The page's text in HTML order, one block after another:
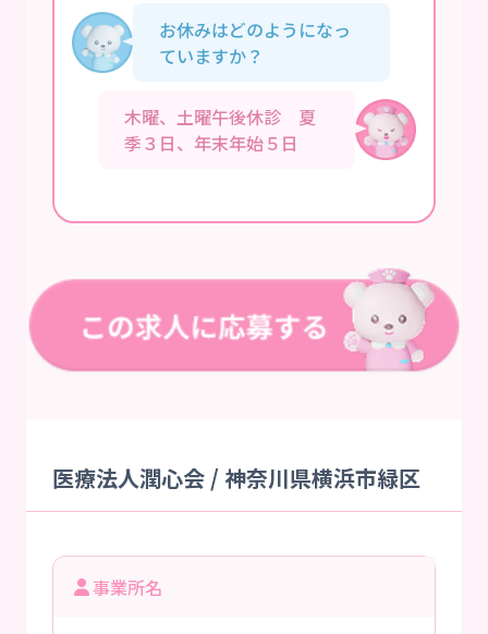
お休みはどのようになっ
ていますか？
木曜、土曜午後休診 夏
季３日、年末年始５日
医療法人潤心会 / 神奈川県横浜市緑区
事業所名